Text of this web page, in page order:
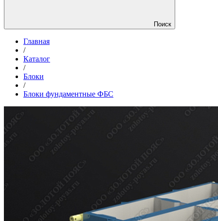
Поиск
Главная
/
Каталог
/
Блоки
/
Блоки фундаментные ФБС